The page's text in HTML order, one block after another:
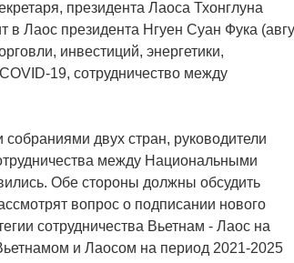
президента Лаоса Тхонглуна
Лаос президента Нгуен Суан Фука
инвестиций, энергетики,
19, сотрудничество между
двух стран, руководители
между Национальными
Обе стороны должны обсудить
вопрос о подписании нового
сотрудничества Вьетнам - Лаос на
и Лаосом на период 2021-2025